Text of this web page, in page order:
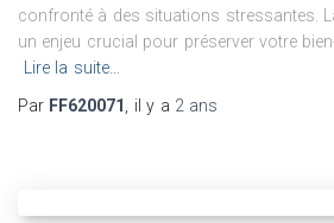
confronté à des situations stressantes.
un enjeu crucial pour préserver votre
Lire la suite…
Par FF620071 , il y a 2 ans